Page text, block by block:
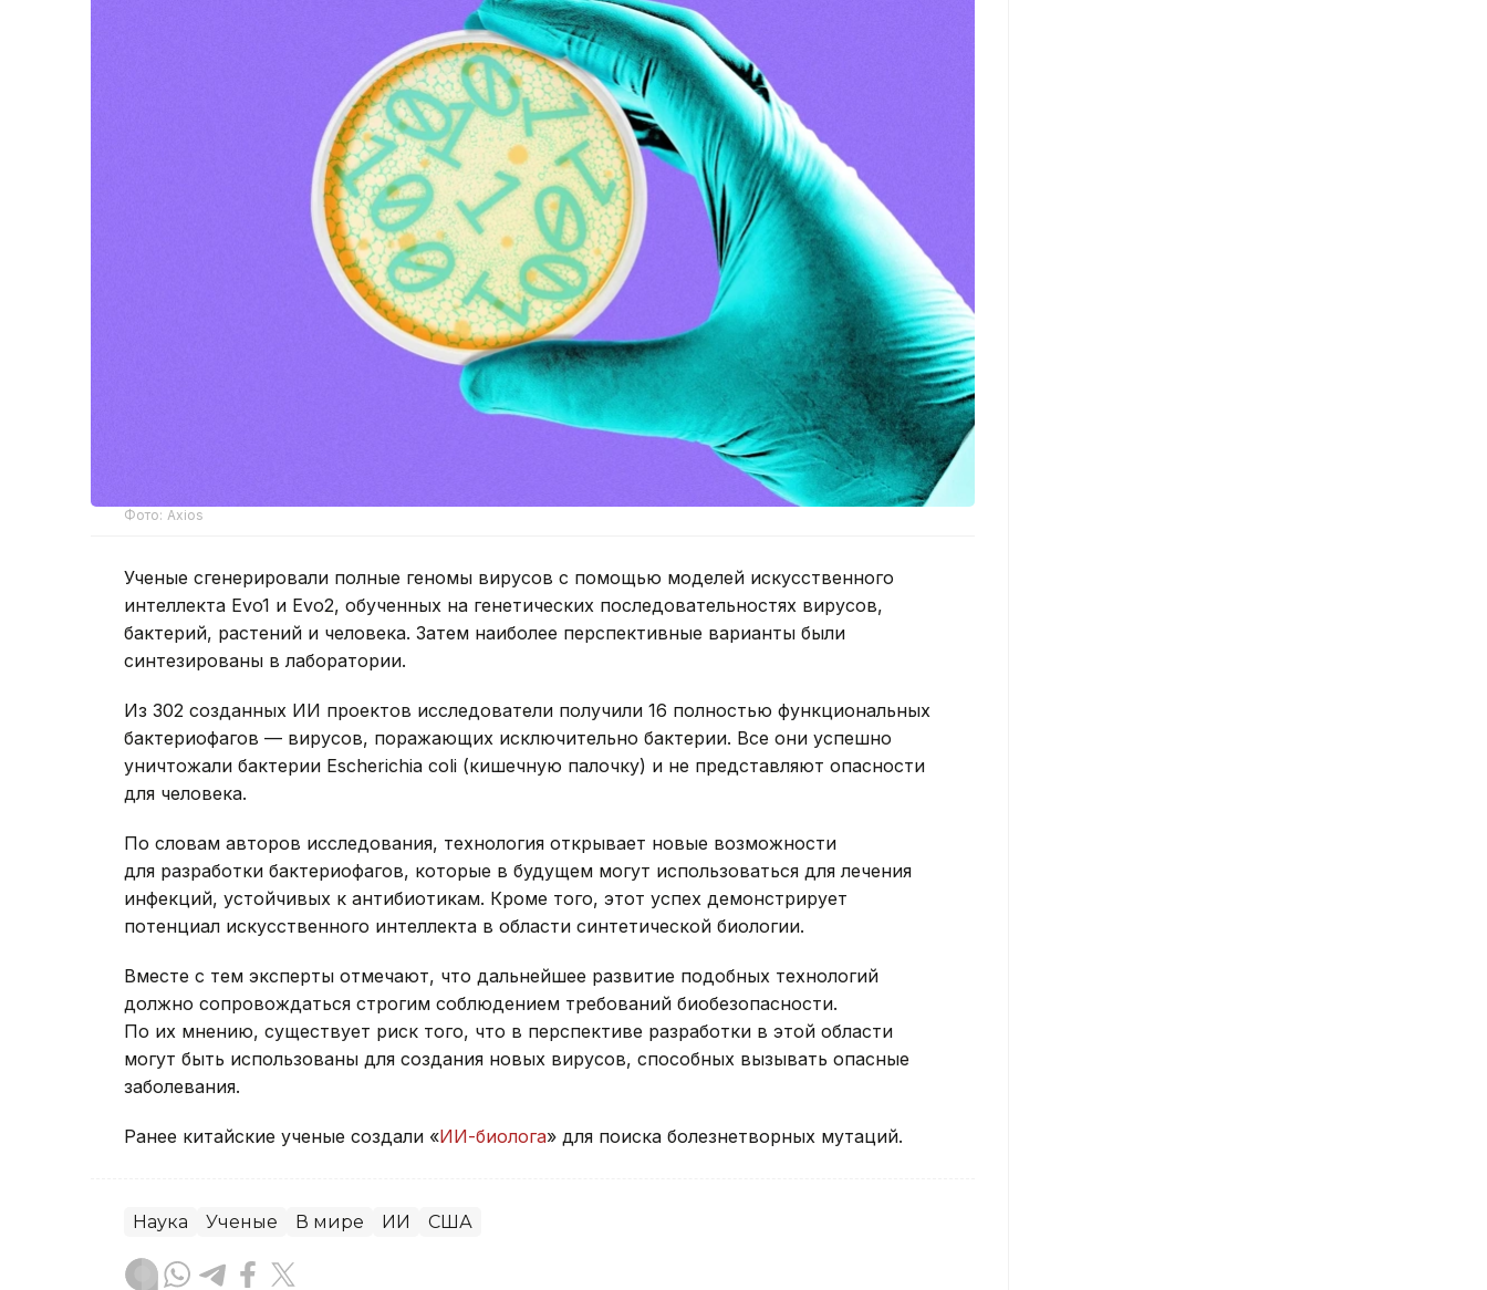
Фото: Axios
Ученые сгенерировали полные геномы вирусов с помощью моделей искусственного
интеллекта Evo1 и Evo2, обученных на генетических последовательностях вирусов,
бактерий, растений и человека. Затем наиболее перспективные варианты были
синтезированы в лаборатории.
Из 302 созданных ИИ проектов исследователи получили 16 полностью функциональных
бактериофагов — вирусов, поражающих исключительно бактерии. Все они успешно
уничтожали бактерии Escherichia coli (кишечную палочку) и не представляют опасности
для человека.
По словам авторов исследования, технология открывает новые возможности
для разработки бактериофагов, которые в будущем могут использоваться для лечения
инфекций, устойчивых к антибиотикам. Кроме того, этот успех демонстрирует
потенциал искусственного интеллекта в области синтетической биологии.
Вместе с тем эксперты отмечают, что дальнейшее развитие подобных технологий
должно сопровождаться строгим соблюдением требований биобезопасности.
По их мнению, существует риск того, что в перспективе разработки в этой области
могут быть использованы для создания новых вирусов, способных вызывать опасные
заболевания.
Ранее китайские ученые создали «ИИ-биолога» для поиска болезнетворных мутаций.
Наука Ученые В мире ИИ США